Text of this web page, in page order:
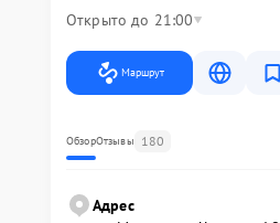
Открыто до 21:00
Маршрут
ОбзорОтзывы 180
Адрес